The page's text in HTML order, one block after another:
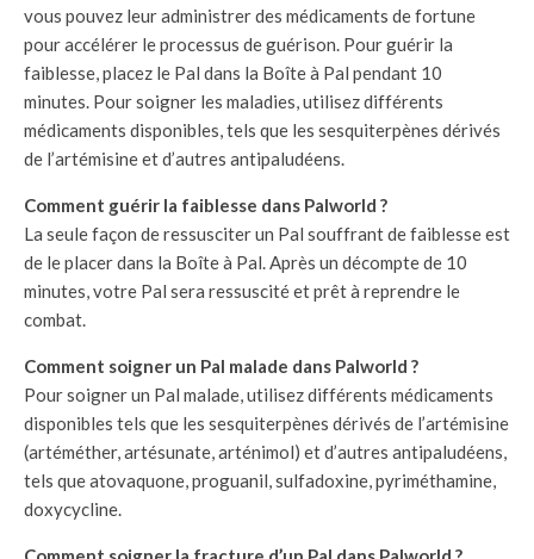
vous pouvez leur administrer des médicaments de fortune
pour accélérer le processus de guérison. Pour guérir la
faiblesse, placez le Pal dans la Boîte à Pal pendant 10
minutes. Pour soigner les maladies, utilisez différents
médicaments disponibles, tels que les sesquiterpènes dérivés
de l’artémisine et d’autres antipaludéens.
Comment guérir la faiblesse dans Palworld ?
La seule façon de ressusciter un Pal souffrant de faiblesse est
de le placer dans la Boîte à Pal. Après un décompte de 10
minutes, votre Pal sera ressuscité et prêt à reprendre le
combat.
Comment soigner un Pal malade dans Palworld ?
Pour soigner un Pal malade, utilisez différents médicaments
disponibles tels que les sesquiterpènes dérivés de l’artémisine
(artéméther, artésunate, arténimol) et d’autres antipaludéens,
tels que atovaquone, proguanil, sulfadoxine, pyriméthamine,
doxycycline.